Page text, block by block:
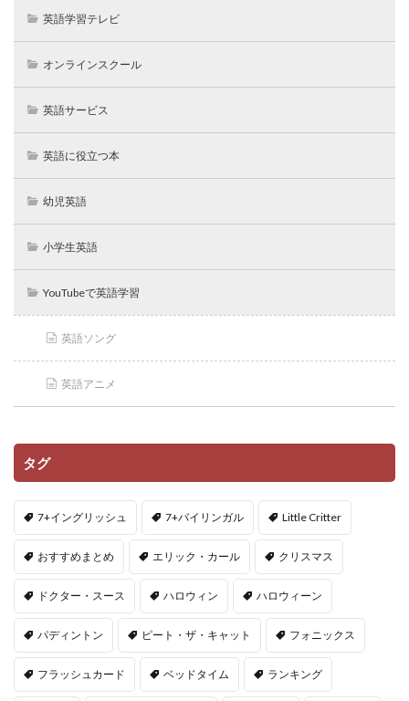
英語学習テレビ
オンラインスクール
英語サービス
英語に役立つ本
幼児英語
小学生英語
YouTubeで英語学習
英語ソング
英語アニメ
タグ
7+イングリッシュ 7+バイリンガル Little Critter
おすすめまとめ エリック・カール クリスマス
ドクター・スース ハロウィン ハロウィーン
パディントン ピート・ザ・キャット フォニックス
フラッシュカード ベッドタイム ランキング